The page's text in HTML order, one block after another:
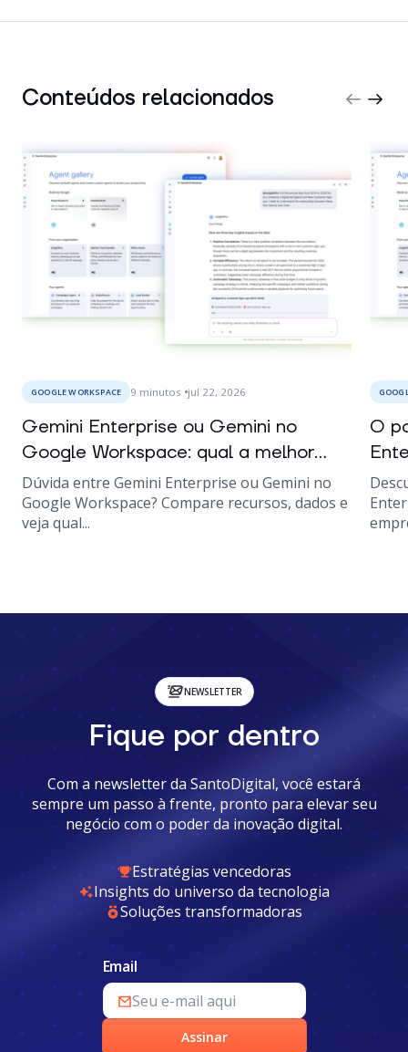
Conteúdos relacionados
GOOGLE WORKSPACE 9 minutos jul 22, 2026
Gemini Enterprise ou Gemini no
Google Workspace: qual a melhor...
Dúvida entre Gemini Enterprise ou Gemini no
Google Workspace? Compare recursos, dados e
veja qual...
O
NEWSLETTER
Fique por dentro
Com a newsletter da SantoDigital, você estará
sempre um passo à frente, pronto para elevar seu
negócio com o poder da inovação digital.
Estratégias vencedoras
Insights do universo da tecnologia
Soluções transformadoras
Email
Assinar